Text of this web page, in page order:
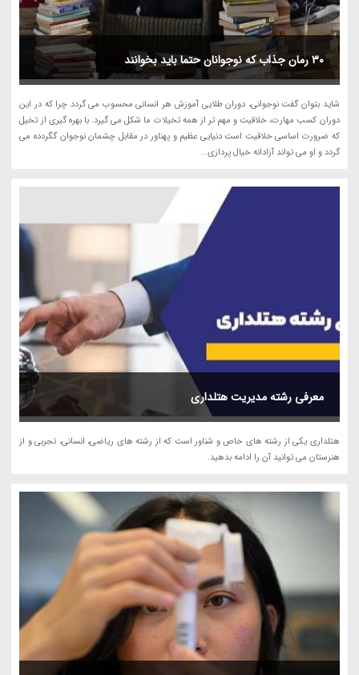
30 رمان جذاب که نوجوانان حتما باید بخوانند
شاید بتوان گفت نوجوانی، دوران طلایی آموزش هر انسانی محسوب می گردد چرا که در این
دوران کسب مهارت، خلاقیت و مهم تر از همه تخیلات ما شکل می گیرد. با بهره گیری از تخیل
که ضرورت اساسی خلاقیت است دنیایی عظیم و پهناور در مقابل چشمان نوجوان گگردده می
گردد و او می تواند آزادانه خیال پردازی...
معرفی رشته مدیریت هتلداری
هتلداری یکی از رشته های خاص و شناور است که از رشته های ریاضی، انسانی، تجربی و از
هنرستان می توانید آن را ادامه بدهید.